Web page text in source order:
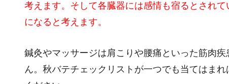
考えます。そして各臓器には感情も宿るとされ
になると考えます。
鍼灸やマッサージは肩こりや腰痛といった筋肉
ん。秋バテチェックリストが一つでも当てはま